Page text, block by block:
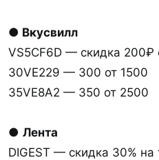
● Вкусвилл
VS5CF6D — скидка 200₽
30VE229 — 300 от 1500
35VE8A2 — 350 от 2500
● Лента
DIGEST — скидка 30%